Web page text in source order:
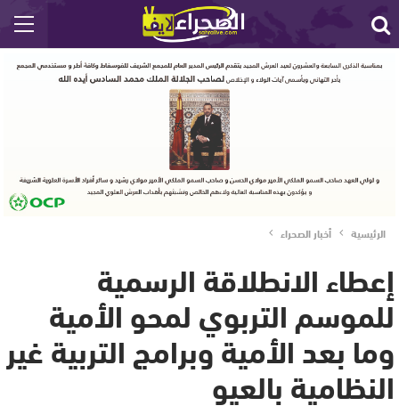
الرئيسية أخبار الصحراء
إعطاء الانطلاقة الرسمية
للموسم التربوي لمحو الأمية
وما بعد الأمية وبرامج التربية غير
النظامية بالعيو